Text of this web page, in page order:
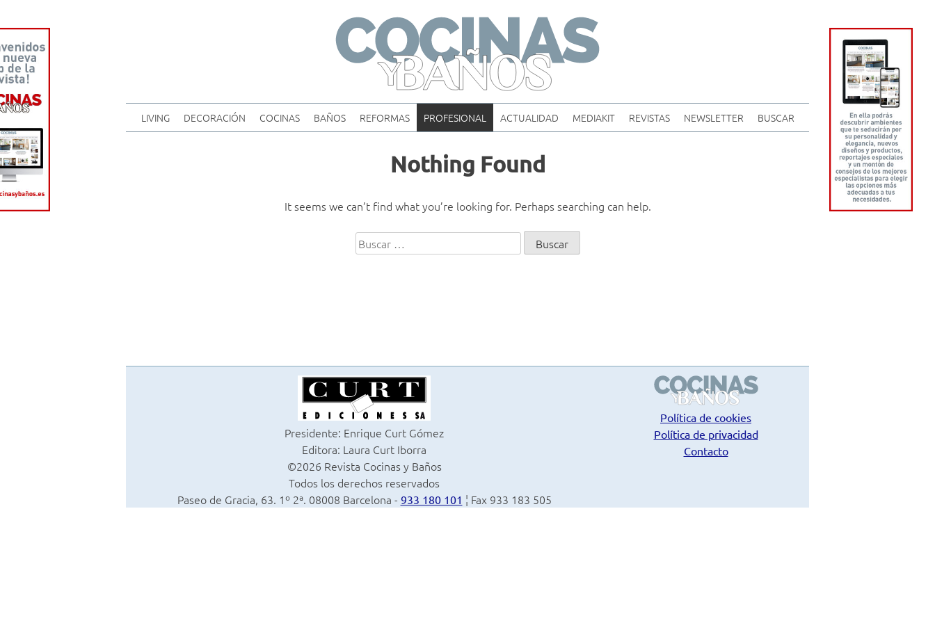
content
LIVING DECORACIÓN COCINAS BAÑOS REFORMAS PROFESIONAL ACTUALIDAD MEDIAKIT REVISTAS NEWSLETTER BUSCAR
Nothing Found
It seems we can’t find what you’re looking for. Perhaps searching can help.
Buscar:
Presidente: Enrique Curt Gómez
Editora: Laura Curt Iborra
©2026 Revista Cocinas y Baños
Todos los derechos reservados
Paseo de Gracia, 63. 1º 2ª. 08008 Barcelona - 933 180 101 ¦ Fax 933 183 505
Política de cookies
Política de privacidad
Contacto